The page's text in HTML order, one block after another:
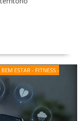
ESTAR - FITNESS -